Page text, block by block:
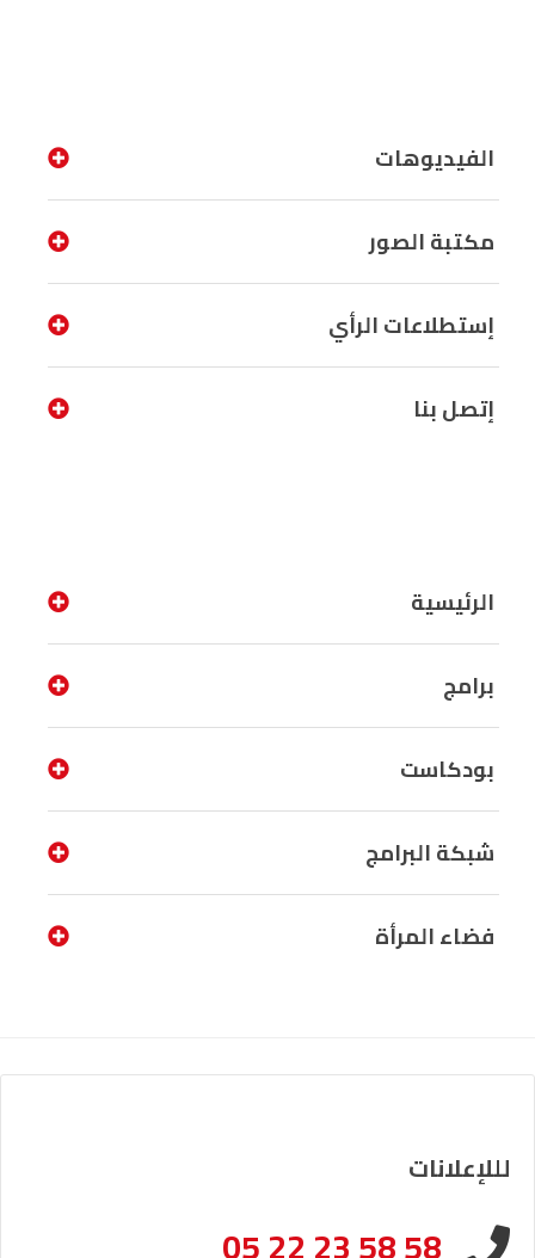
الفيديوهات
مكتبة الصور
إستطلاعات الرأي
إتصل بنا
الرئيسية
برامج
بودكاست
شبكة البرامج
فضاء المرأة
لللإعلانات